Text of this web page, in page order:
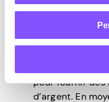
Répondre à
Les entreprises
obtenir des
précises des
pour fournir des
d’argent. En